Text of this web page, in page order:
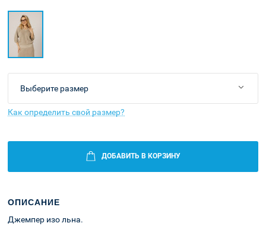
Как определить свой размер?
ДОБАВИТЬ В КОРЗИНУ
ОПИСАНИЕ
Джемпер изо льна.